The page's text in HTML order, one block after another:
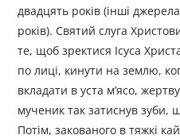
двадцять років (інші
років). Святий слуга
те, щоб зректися Ісуса
по лиці, кинути на землю,
вкладати в уста м’ясо,
мученик так затиснув зуби,
Потім, закованого в тяжкі